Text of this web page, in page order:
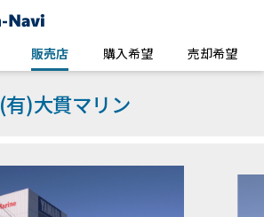
販売店 購入希望 売却希望
(有)大貫マリン